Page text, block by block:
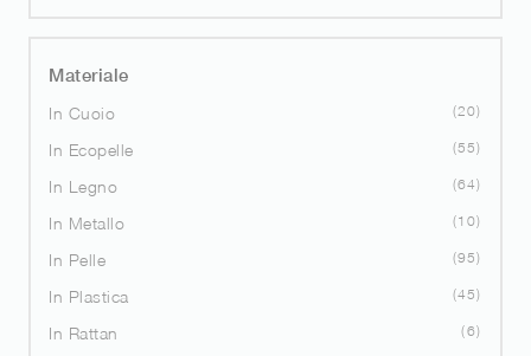
Materiale
In Cuoio
20
In Ecopelle 55
In Legno 64
In Metallo 10
In Pelle 95
In Plastica 45
In Rattan 6